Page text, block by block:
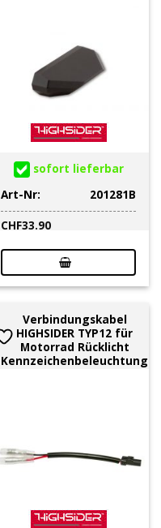
sofort lieferbar
Art-Nr:
201281B
CHF33.90
Verbindungskabel
HIGHSIDER TYP12 für
Motorrad Rücklicht
Kennzeichenbeleuchtung